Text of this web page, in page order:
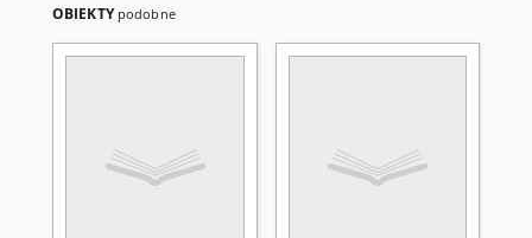
OBIEKTY podobne